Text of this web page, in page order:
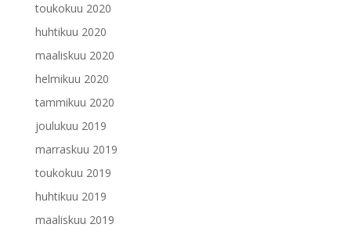
toukokuu 2020
huhtikuu 2020
maaliskuu 2020
helmikuu 2020
tammikuu 2020
joulukuu 2019
marraskuu 2019
toukokuu 2019
huhtikuu 2019
maaliskuu 2019